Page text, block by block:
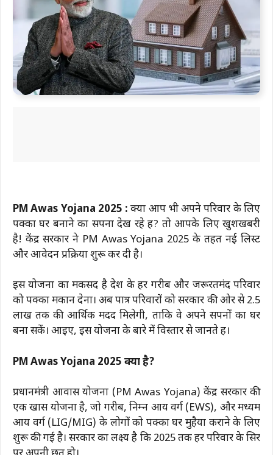
PM Awas Yojana 2025 : क्या आप भी अपने परिवार के लिए
पक्का घर बनाने का सपना देख रहे हैं? तो आपके लिए खुशखबरी
है! केंद्र सरकार ने PM Awas Yojana 2025 के तहत नई लिस्ट
और आवेदन प्रक्रिया शुरू कर दी है।
इस योजना का मकसद है देश के हर गरीब और जरूरतमंद परिवार
को पक्का मकान देना। अब पात्र परिवारों को सरकार की ओर से ₹2.5
लाख तक की आर्थिक मदद मिलेगी, ताकि वे अपने सपनों का घर
बना सकें। आइए, इस योजना के बारे में विस्तार से जानते हैं।
PM Awas Yojana 2025 क्या है?
प्रधानमंत्री आवास योजना (PM Awas Yojana) केंद्र सरकार की
एक खास योजना है, जो गरीब, निम्न आय वर्ग (EWS), और मध्यम
आय वर्ग (LIG/MIG) के लोगों को पक्का घर मुहैया कराने के लिए
शुरू की गई है। सरकार का लक्ष्य है कि 2025 तक हर परिवार के सिर